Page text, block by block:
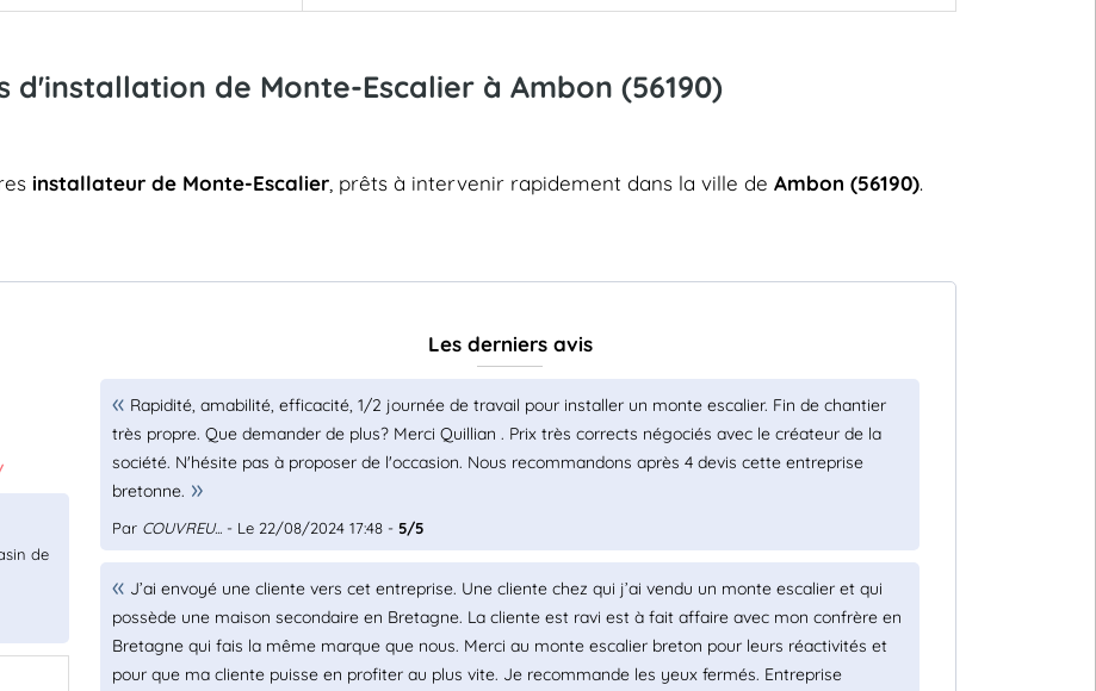
d'installation de Monte-Escalier à Ambon (56190)
installateur de Monte-Escalier , prêts à intervenir rapidement dans la ville de Ambon (56190).
de
Les derniers avis
Rapidité, amabilité, efficacité, 1/2 journée de travail pour installer un monte escalier. Fin de chantier
très propre. Que demander de plus? Merci Quillian . Prix très corrects négociés avec le créateur de la
société. N'hésite pas à proposer de l'occasion. Nous recommandons après 4 devis cette entreprise
bretonne.
Par COUVREU... - Le 22/08/2024 17:48 -5/5
J’ai envoyé une cliente vers cet entreprise. Une cliente chez qui j’ai vendu un monte escalier et qui
possède une maison secondaire en Bretagne. La cliente est ravi est à fait affaire avec mon confrère en
Bretagne qui fais la même marque que nous. Merci au monte escalier breton pour leurs réactivités et
pour que ma cliente puisse en profiter au plus vite. Je recommande les yeux fermés. Entreprise